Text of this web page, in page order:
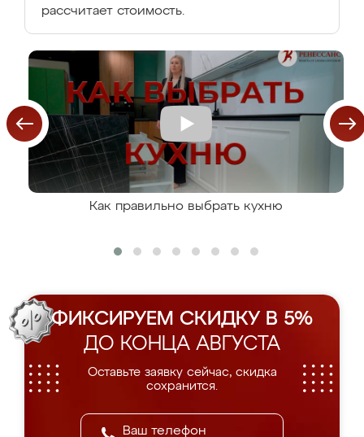
рассчитает стоимость.
Как правильно выбрать кухню
ФИКСИРУЕМ СКИДКУ В 5%
ДО КОНЦА АВГУСТА
Оставьте заявку сейчас, скидка
сохранится.